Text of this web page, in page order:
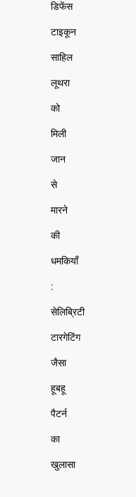
डिफेंस
टाइकून
साहिल
लूथरा
को
मिली
जान
से
मारने
की
धमकियाँ
:
सेलिब्रिटी
टारगेटिंग
जैसा
हूबहू
पैटर्न
का
खुलासा